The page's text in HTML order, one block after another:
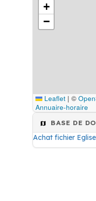
+
−
Leaflet | ©
Annuaire-horaire
BASE DE
Achat fichier